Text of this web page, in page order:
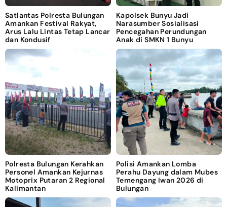
Satlantas Polresta Bulungan
Amankan Festival Rakyat,
Arus Lalu Lintas Tetap Lancar
dan Kondusif
Kapolsek Bunyu Jadi
Narasumber Sosialisasi
Pencegahan Perundungan
Anak di SMKN 1 Bunyu
Polresta Bulungan Kerahkan
Personel Amankan Kejurnas
Motoprix Putaran 2 Regional
Kalimantan
Polisi Amankan Lomba
Perahu Dayung dalam Mubes
Temengang Iwan 2026 di
Bulungan